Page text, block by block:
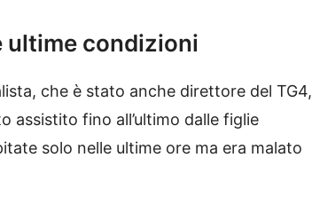
ultime condizioni
che è stato anche direttore del TG4,
fino all’ultimo dalle figlie
solo nelle ultime ore ma era malato